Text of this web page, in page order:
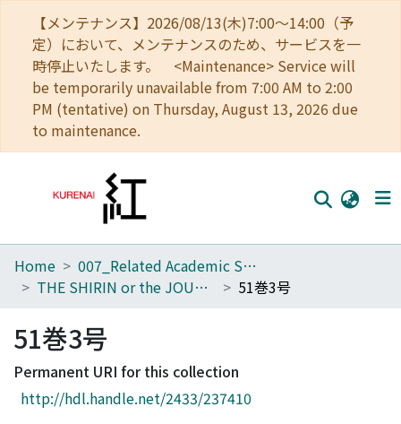
【メンテナンス】2026/08/13(木)7:00～14:00（予
定）において、メンテナンスのため、サービスを一
時停止いたします。 <Maintenance> Service will
be temporarily unavailable from 7:00 AM to 2:00
PM (tentative) on Thursday, August 13, 2026 due
to maintenance.
Home
Browse
Download Ranking
Access Statistics
Home
007_Related Academic Societies
THE SHIRIN or the JOURNAL OF HISTORY
51巻3号
51巻3号
Permanent URI for this collection
http://hdl.handle.net/2433/237410